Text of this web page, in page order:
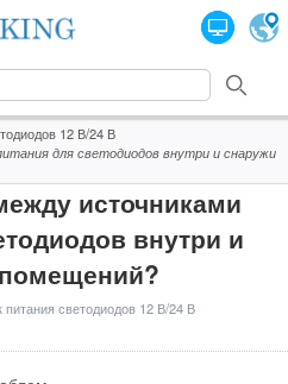
12 В/24 В
для светодиодов внутри и снаружи
источниками
внутри и
питания светодиодов 12 В/24 В